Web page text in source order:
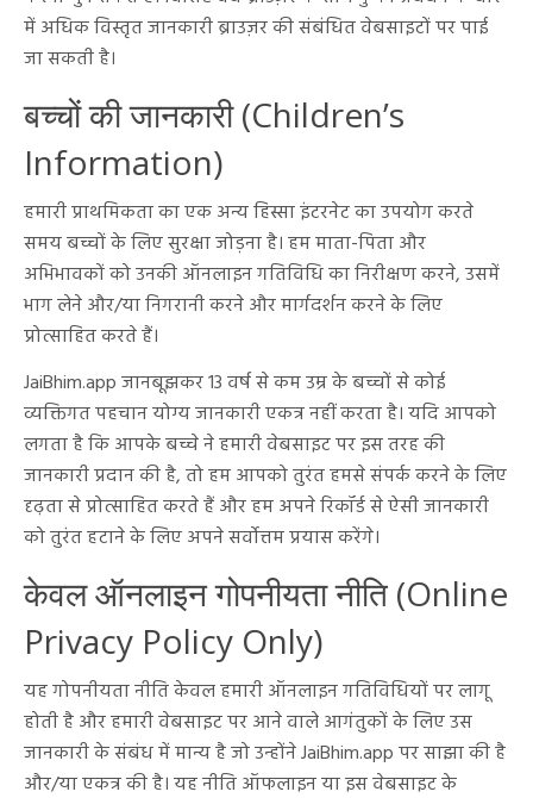
में अधिक विस्तृत जानकारी ब्राउज़र की संबंधित वेबसाइटों पर पाई
जा सकती है।
बच्चों की जानकारी (Children’s
Information)
हमारी प्राथमिकता का एक अन्य हिस्सा इंटरनेट का उपयोग करते
समय बच्चों के लिए सुरक्षा जोड़ना है। हम माता-पिता और
अभिभावकों को उनकी ऑनलाइन गतिविधि का निरीक्षण करने, उसमें
भाग लेने और/या निगरानी करने और मार्गदर्शन करने के लिए
प्रोत्साहित करते हैं।
JaiBhim.app जानबूझकर 13 वर्ष से कम उम्र के बच्चों से कोई
व्यक्तिगत पहचान योग्य जानकारी एकत्र नहीं करता है। यदि आपको
लगता है कि आपके बच्चे ने हमारी वेबसाइट पर इस तरह की
जानकारी प्रदान की है, तो हम आपको तुरंत हमसे संपर्क करने के लिए
दृढ़ता से प्रोत्साहित करते हैं और हम अपने रिकॉर्ड से ऐसी जानकारी
को तुरंत हटाने के लिए अपने सर्वोत्तम प्रयास करेंगे।
केवल ऑनलाइन गोपनीयता नीति (Online
Privacy Policy Only)
यह गोपनीयता नीति केवल हमारी ऑनलाइन गतिविधियों पर लागू
होती है और हमारी वेबसाइट पर आने वाले आगंतुकों के लिए उस
जानकारी के संबंध में मान्य है जो उन्होंने JaiBhim.app पर साझा की है
और/या एकत्र की है। यह नीति ऑफलाइन या इस वेबसाइट के